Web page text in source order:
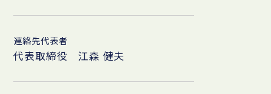
連絡先代表者
代表取締役 江森 健夫